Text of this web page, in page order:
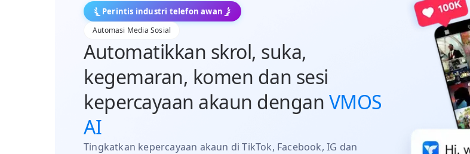
Perintis industri telefon awan
Automasi Media Sosial
Automatikkan skrol, suka,
kegemaran, komen dan sesi
kepercayaan akaun dengan VMOS
AI
Tingkatkan kepercayaan akaun di TikTok, Facebook, IG dan